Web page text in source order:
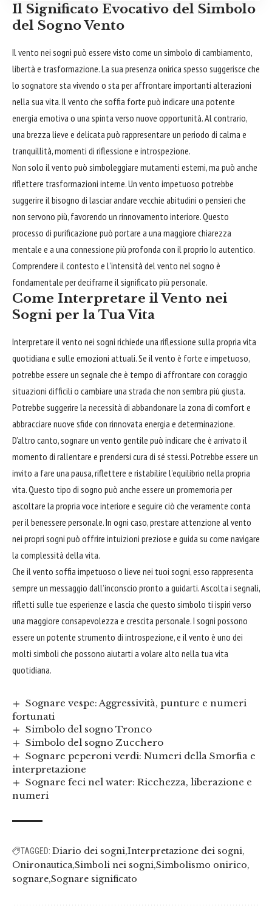
Il Significato Evocativo del Simbolo
del Sogno Vento
Il vento nei sogni può essere visto come un simbolo di cambiamento,
libertà e trasformazione. La sua presenza onirica spesso suggerisce che
lo sognatore sta vivendo o sta peraffrontare importanti alterazioni
nella sua vita. Il vento che soffia forte può indicare una potente
energia emotiva o una spinta verso nuove opportunità. Al contrario,
una brezza lieve e delicata può rappresentare un periodo di calma e
tranquillità, momenti di riflessione e introspezione.
Non solo il vento può simboleggiare mutamenti esterni, ma può anche
riflettere trasformazioni interne. Un vento impetuoso potrebbe
suggerire il bisogno di lasciar andare vecchie abitudini o pensieri che
non servono più, favorendo un rinnovamento interiore. Questo
processo di purificazione può portare a una maggiore chiarezza
mentale e a una connessione più profonda con il proprio Io autentico.
Comprendere il contesto e l’intensità del vento nel sogno è
fondamentale per decifrarne il significato più personale.
Come Interpretare il Vento nei
Sogni per la Tua Vita
Interpretare il vento nei sogni richiede una riflessione sulla propria vita
quotidiana e sulle emozioni attuali. Se il vento è forte e impetuoso,
potrebbe essere un segnale che è tempo di affrontare con coraggio
situazioni difficili o cambiare una strada che non sembra più giusta.
Potrebbe suggerire la necessità di abbandonare la zona di comfort e
abbracciare nuove sfide con rinnovata energia e determinazione.
D’altro canto, sognare un vento gentile può indicare che è arrivato il
momento di rallentare e prendersi cura di sé stessi. Potrebbe essere un
invito a fare una pausa, riflettere e ristabilire l’equilibrio nella propria
vita. Questo tipo di sogno può anche essere un promemoria per
ascoltare la propria voce interiore e seguire ciò che veramente conta
per il benessere personale. In ogni caso, prestare attenzione al vento
nei propri sogni può offrire intuizioni preziose e guida su come navigare
la complessità della vita.
Che il vento soffia impetuoso o lieve nei tuoi sogni, esso rappresenta
sempre un messaggio dall’inconscio pronto a guidarti. Ascolta i segnali,
rifletti sulle tue esperienze e lascia che questo simbolo ti ispiri verso
una maggiore consapevolezza e crescita personale. I sogni possono
essere un potente strumento di introspezione, e il vento è uno dei
molti simboli che possono aiutarti a volare alto nella tua vita
quotidiana.
Sognare vespe: Aggressività, punture e numeri
fortunati
Simbolo del sogno Tronco
Simbolo del sogno Zucchero
Sognare peperoni verdi: Numeri della Smorfia e
interpretazione
Sognare feci nel water: Ricchezza, liberazione e
numeri
TAGGED: Diario dei sogni Interpretazione dei sogni
Onironautica Simboli nei sogni Simbolismo onirico
sognare Sognare significato